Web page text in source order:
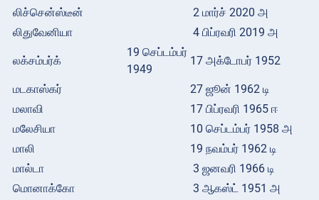
லிச்சென்ஸ்டீன்
2 மார்ச் 2020 அ
லிதுவேனியா
4 பிப்ரவரி 2019 அ
லக்சம்பர்க்
19 செப்டம்பர்
1949
17 அக்டோபர் 1952
மடகாஸ்கர்
27 ஜூன் 1962 டி
மலாவி
17 பிப்ரவரி 1965 ஈ
மலேசியா
10 செப்டம்பர் 1958 அ
மாலி
19 நவம்பர் 1962 டி
மால்டா
3 ஜனவரி 1966 டி
மொனாக்கோ
3 ஆகஸ்ட் 1951 அ